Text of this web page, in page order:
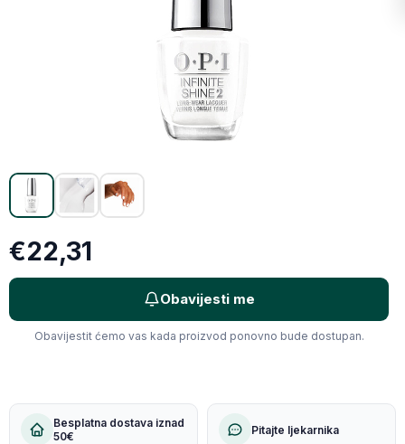
WhatsApp
X (Twitter)
Email
Kopiraj link
€22,31
Obavijesti me
Obavijestit ćemo vas kada proizvod ponovno bude dostupan.
Besplatna dostava iznad
50€
Pitajte ljekarnika